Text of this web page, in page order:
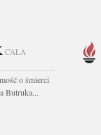
CAŁA
o śmierci
Butruka...